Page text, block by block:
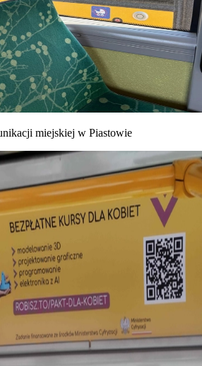
miejskiej w Piastowie